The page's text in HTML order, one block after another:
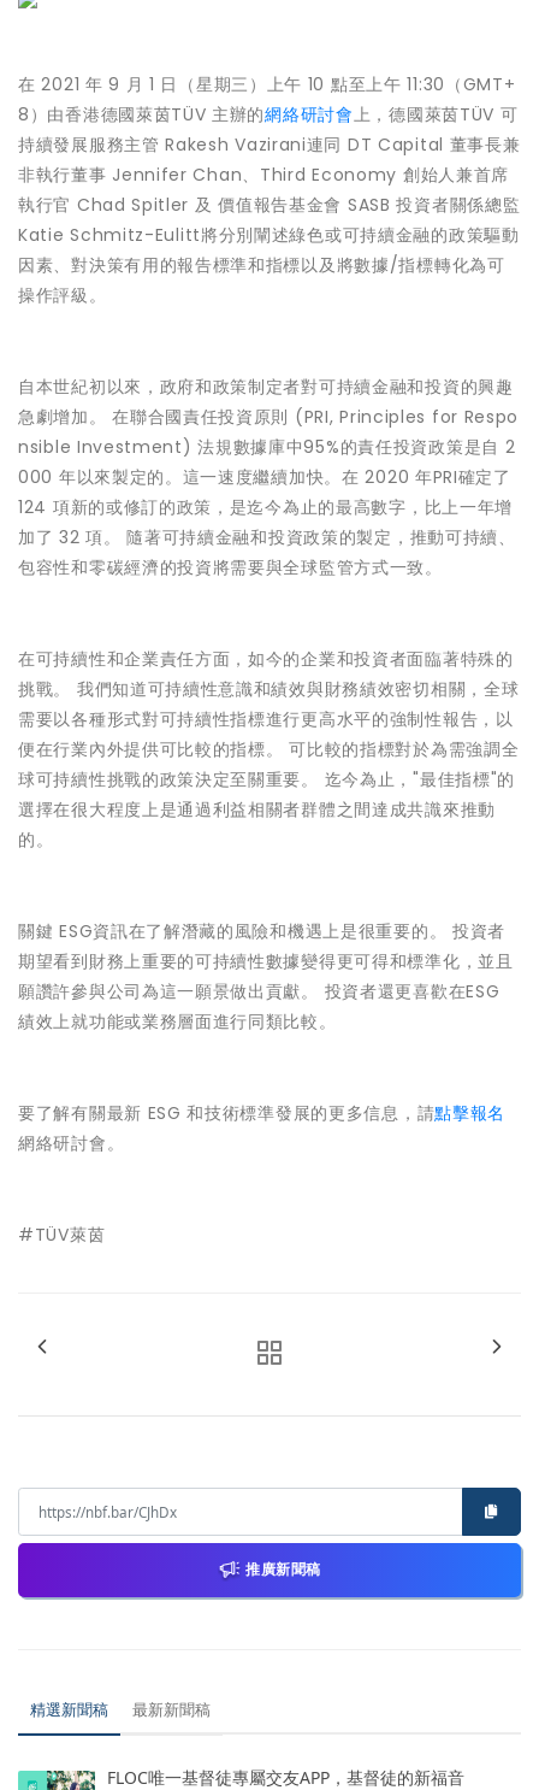
在 2021 年 9 月 1 日（星期三）上午 10 點至上午 11:30（GMT+
8）由香港德國萊茵TÜV 主辦的網絡研討會上，德國萊茵TÜV 可
持續發展服務主管 Rakesh Vazirani連同 DT Capital 董事長兼
非執行董事 Jennifer Chan、Third Economy 創始人兼首席
執行官 Chad Spitler 及 價值報告基金會 SASB 投資者關係總監
Katie Schmitz-Eulitt將分別闡述綠色或可持續金融的政策驅動
因素、對決策有用的報告標準和指標以及將數據/指標轉化為可
操作評級。
自本世紀初以來，政府和政策制定者對可持續金融和投資的興趣
急劇增加。 在聯合國責任投資原則 (PRI, Principles for Respo
nsible Investment) 法規數據庫中95%的責任投資政策是自 2
000 年以來製定的。這一速度繼續加快。在 2020 年PRI確定了
124 項新的或修訂的政策，是迄今為止的最高數字，比上一年增
加了 32 項。 隨著可持續金融和投資政策的製定，推動可持續、
包容性和零碳經濟的投資將需要與全球監管方式一致。
在可持續性和企業責任方面，如今的企業和投資者面臨著特殊的
挑戰。 我們知道可持續性意識和績效與財務績效密切相關，全球
需要以各種形式對可持續性指標進行更高水平的強制性報告，以
便在行業內外提供可比較的指標。 可比較的指標對於為需強調全
球可持續性挑戰的政策決定至關重要。 迄今為止，"最佳指標"的
選擇在很大程度上是通過利益相關者群體之間達成共識來推動
的。
關鍵 ESG資訊在了解潛藏的風險和機遇上是很重要的。 投資者
期望看到財務上重要的可持續性數據變得更可得和標準化，並且
願讚許參與公司為這一願景做出貢獻。 投資者還更喜歡在ESG
績效上就功能或業務層面進行同類比較。
要了解有關最新 ESG 和技術標準發展的更多信息，請點擊報名
網絡研討會。
#TÜV萊茵
推廣新聞稿
精選新聞稿 最新新聞稿
FLOC唯一基督徒專屬交友APP，基督徒的新福音